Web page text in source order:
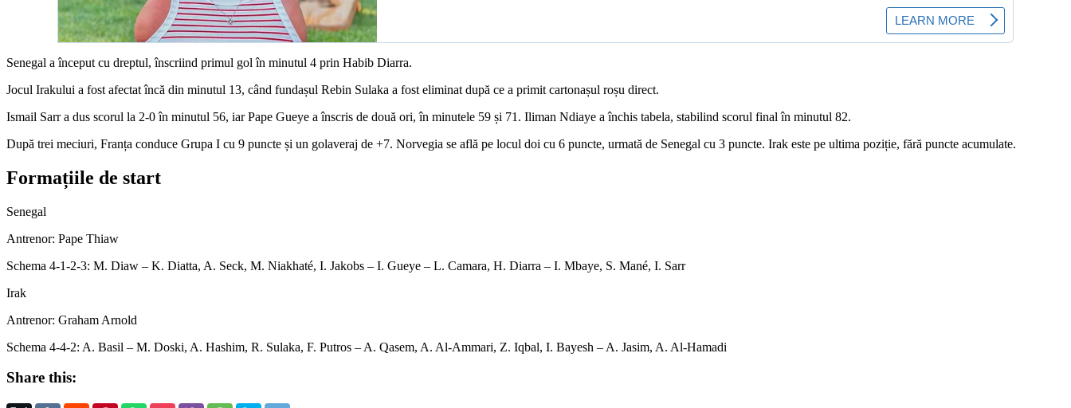
Senegal a început cu dreptul, înscriind primul gol în minutul 4 prin Habib Diarra.
Jocul Irakului a fost afectat încă din minutul 13, când fundașul Rebin Sulaka a fost eliminat după ce a primit cartonașul roșu direct.
Ismail Sarr a dus scorul la 2-0 în minutul 56, iar Pape Gueye a înscris de două ori, în minutele 59 și 71. Iliman Ndiaye a închis tabela, stabilind scorul final în minutul 82.
După trei meciuri, Franța conduce Grupa I cu 9 puncte și un golaveraj de +7. Norvegia se află pe locul doi cu 6 puncte, urmată de Senegal cu 3 puncte. Irak este pe ultima poziție, fără puncte acumulate.
Formațiile de start
Senegal
Antrenor: Pape Thiaw
Schema 4-1-2-3: M. Diaw – K. Diatta, A. Seck, M. Niakhaté, I. Jakobs – I. Gueye – L. Camara, H. Diarra – I. Mbaye, S. Mané, I. Sarr
Irak
Antrenor: Graham Arnold
Schema 4-4-2: A. Basil – M. Doski, A. Hashim, R. Sulaka, F. Putros – A. Qasem, A. Al-Ammari, Z. Iqbal, I. Bayesh – A. Jasim, A. Al-Hamadi
Share this: